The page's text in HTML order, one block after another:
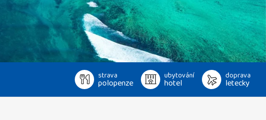
strava
polopenze
ubytování
hotel
doprava
letecky